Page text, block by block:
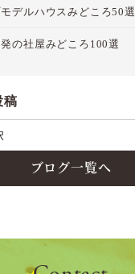
デルハウスみどころ50選
の社屋みどころ100選
稿
ブログ一覧へ